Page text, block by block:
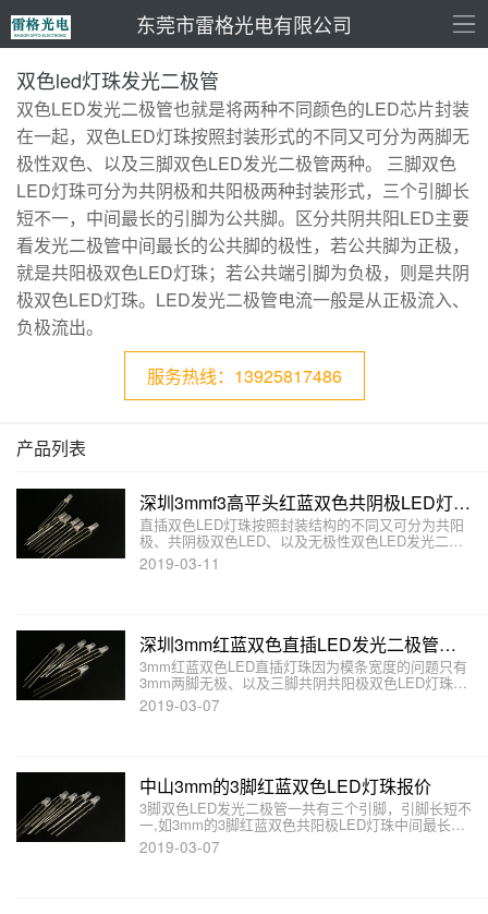
东莞市雷格光电有限公司
双色led灯珠发光二极管
双色LED发光二极管也就是将两种不同颜色的LED芯片封装
在一起，双色LED灯珠按照封装形式的不同又可分为两脚无
极性双色、以及三脚双色LED发光二极管两种。 三脚双色
LED灯珠可分为共阴极和共阳极两种封装形式，三个引脚长
短不一，中间最长的引脚为公共脚。区分共阴共阳LED主要
看发光二极管中间最长的公共脚的极性，若公共脚为正极，
就是共阳极双色LED灯珠；若公共端引脚为负极，则是共阴
极双色LED灯珠。LED发光二极管电流一般是从正极流入、
负极流出。
服务热线：13925817486
产品列表
深圳3mmf3高平头红蓝双色共阴极LED灯珠工厂
直插双色LED灯珠按照封装结构的不同又可分为共阳
极、共阴极双色LED、以及无极性双色LED发光二极
管等。本文介绍3mm红绿双色LED灯珠有哪些结构和
分类
2019-03-11
深圳3mm红蓝双色直插LED发光二极管型号
3mm红蓝双色LED直插灯珠因为模条宽度的问题只有
3mm两脚无极、以及三脚共阴共阳极双色LED灯珠两
种封装形式。红蓝共阳双色LED发光二极管公共端引
脚为正极，而四脚双色LED发光二极管就是左边两只
2019-03-07
中山3mm的3脚红蓝双色LED灯珠报价
3脚双色LED发光二极管一共有三个引脚，引脚长短不
一,如3mm的3脚红蓝双色共阳极LED灯珠中间最长的
公共端引脚为正极，中山3mm双色共阳极LED红蓝灯
珠报价欢迎来电或在线咨询。
2019-03-07